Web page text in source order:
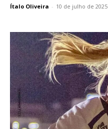
Ítalo Oliveira - 10 de julho de 2025